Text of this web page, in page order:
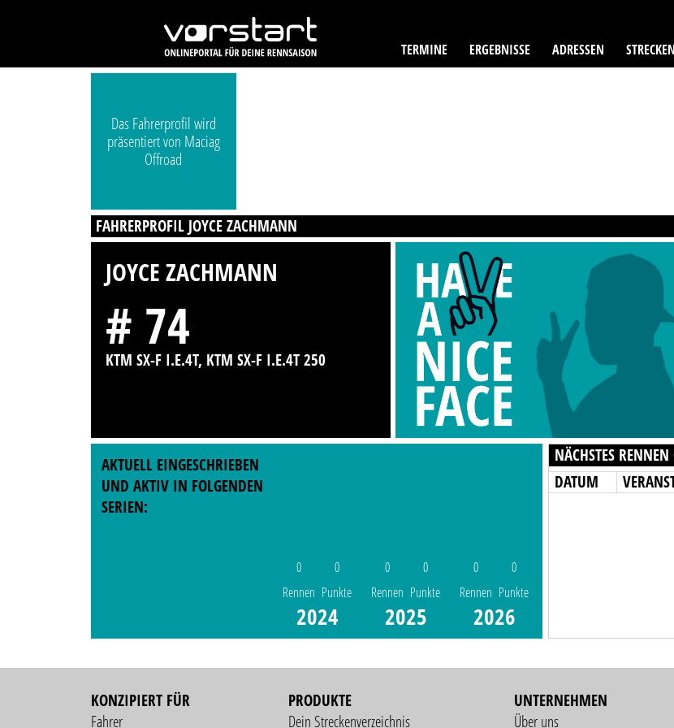
TERMINE ERGEBNISSE ADRESSEN STRECKEN
Das Fahrerprofil wird
präsentiert von Maciag
Offroad
FAHRERPROFIL JOYCE ZACHMANN
JOYCE ZACHMANN
# 74
KTM SX-F I.E.4T, KTM SX-F I.E.4T 250
AKTUELL EINGESCHRIEBEN
UND AKTIV IN FOLGENDEN
SERIEN:
0
Rennen
0
Punkte
2024
0
Rennen
0
Punkte
2025
0
Rennen
0
Punkte
2026
NÄCHSTES
DATUM
KONZIPIERT FÜR
Fahrer
PRODUKTE
Dein Streckenverzeichnis
UNTERNEHMEN
Über uns